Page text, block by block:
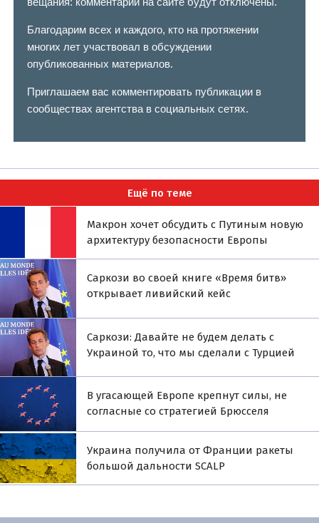
Благодарим всех и каждого, кто на протяжении
многих лет участвовал в обсуждении
опубликованных материалов.
Приглашаем вас комментировать публикации в
сообществах агентства в социальных сетях.
Ещё по теме
Макрон хочет обсудить с Путиным новую
архитектуру безопасности Европы
Саркози во своей книге «Время битв»
открывает ливийский кейс
Саркози: Давайте не будем делать с
Украиной то, что мы сделали с Турцией
В угасающей Европе крепнут силы, не
согласные со стратегией Брюсселя
Украина получила от Франции ракеты
большой дальности SCALP